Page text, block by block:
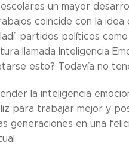
un mayor
coincide con la idea
partidos políticos
llamada Inteligencia
esto? Todavía no
la inteligencia
para trabajar mejor y
generaciones en una